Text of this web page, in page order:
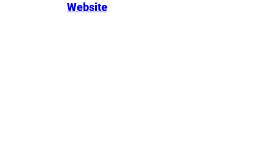
Website